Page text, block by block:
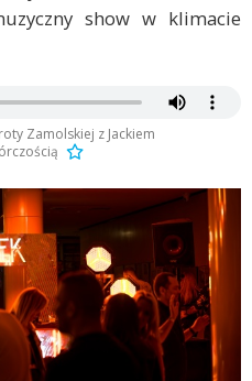
show w klimacie
Zamolskiej z Jackiem